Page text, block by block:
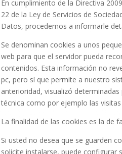
En cumplimiento de la Directiva
22 de la Ley de Servicios de
Datos, procedemos a informarle
Se denominan cookies a unos
web para que el servidor pueda
contenidos. Esta información no
pc, pero sí que permite a nuestro
anterioridad, visualizó
técnica como por ejemplo las
La finalidad de las cookies es la de
Si usted no desea que se guarden
solicite instalarse, puede configurar